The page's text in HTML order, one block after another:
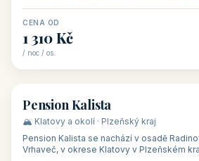
CENA OD
1 310 Kč
/ noc / os.
🏡 penzion
Pension Kalista
🏔️ Klatovy a okolí · Plzeňský kraj
Pension Kalista se nachází v osadě
Vrhaveč, v okrese Klatovy v Plzeňském